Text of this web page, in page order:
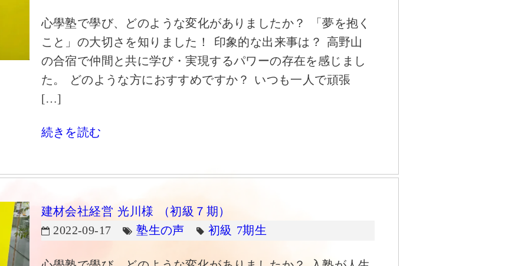
心學塾で學び、どのような変化がありましたか？ 「夢を抱く
こと」の大切さを知りました！ 印象的な出来事は？ 高野山
の合宿で仲間と共に学び・実現するパワーの存在を感じまし
た。 どのような方におすすめですか？ いつも一人で頑張
[…]
続きを読む
建材会社経営 光川様 （初級７期）
2022-09-17
塾生の声 初級 7期生